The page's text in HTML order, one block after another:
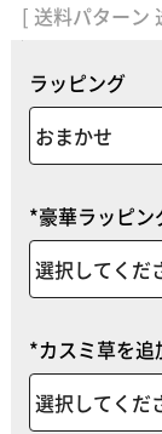
[ 送料パターン
ラッピング
*豪華ラッピン
*カスミ草を追